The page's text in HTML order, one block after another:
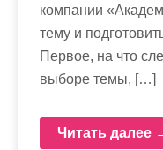
компании
тему и
Первое, на что
выборе темы, […]
Читать далее